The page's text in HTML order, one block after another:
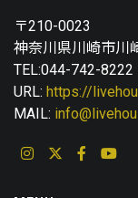
〒210-0023
神奈川県川崎市川
TEL:044-742-8222
URL: https://
MAIL: